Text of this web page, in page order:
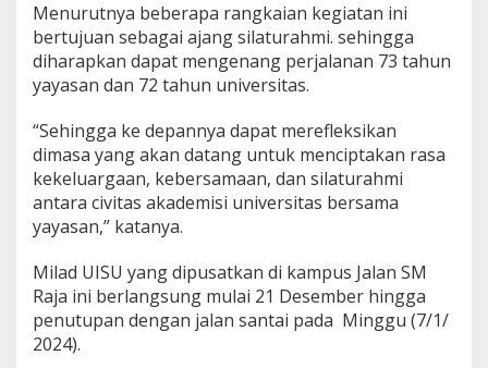
Menurutnya beberapa rangkaian kegiatan ini
bertujuan sebagai ajang silaturahmi. sehingga
diharapkan dapat mengenang perjalanan 73 tahun
yayasan dan 72 tahun universitas.
“Sehingga ke depannya dapat merefleksikan
dimasa yang akan datang untuk menciptakan rasa
kekeluargaan, kebersamaan, dan silaturahmi
antara civitas akademisi universitas bersama
yayasan,” katanya.
Milad UISU yang dipusatkan di kampus Jalan SM
Raja ini berlangsung mulai 21 Desember hingga
penutupan dengan jalan santai pada Minggu (7/1/
2024).